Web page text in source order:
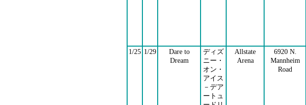
1/25 1/29
Dare to
Dream
ディズ
ニー・
オン・
アイス
－デア
ートュ
Allstate
Arena
6920 N.
Mannheim
Road